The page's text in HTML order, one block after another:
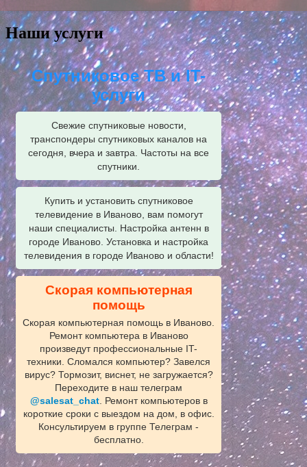
Наши услуги
Спутниковое ТВ и IT-
услуги
Свежие спутниковые новости,
транспондеры спутниковых каналов на
сегодня, вчера и завтра. Частоты на все
спутники.
Купить и установить спутниковое
телевидение в Иваново, вам помогут
наши специалисты. Настройка антенн в
городе Иваново. Установка и настройка
телевидения в городе Иваново и области!
Скорая компьютерная
помощь
Скорая компьютерная помощь в Иваново.
Ремонт компьютера в Иваново
произведут профессиональные IT-
техники. Сломался компьютер? Завелся
вирус? Тормозит, виснет, не загружается?
Переходите в наш телеграм
@salesat_chat. Ремонт компьютеров в
короткие сроки с выездом на дом, в офис.
Консультируем в группе Телеграм -
бесплатно.